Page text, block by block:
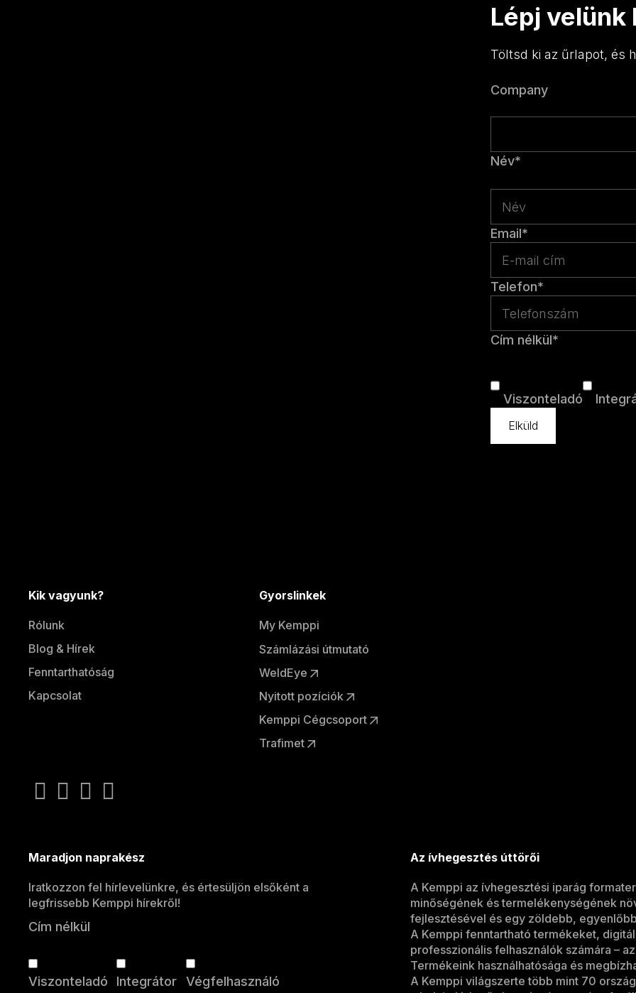
Lépj velünk
Töltsd ki az űrlapot, és
Company
Név*
Email*
Telefon*
Cím nélkül*
Viszonteladó
Kik vagyunk?
Rólunk
Blog & Hírek
Fenntarthatóság
Kapcsolat
Gyorslinkek
My Kemppi
Számlázási útmutató
WeldEye
Nyitott pozíciók
Kemppi Cégcsoport
Trafimet
Maradjon naprakész
Iratkozzon fel hírlevelünkre, és értesüljön elsőként a
legfrissebb Kemppi hírekről!
Cím nélkül
Viszonteladó Integrátor
Végfelhasználó
Az ívhegesztés úttörői
A Kemppi az ívhegesztési iparág
minőségének és termelékenységének
fejlesztésével és egy zöldebb,
A Kemppi fenntartható termékeket,
professzionális felhasználók számára –
Termékeink használhatósága és
A Kemppi világszerte több mint 70